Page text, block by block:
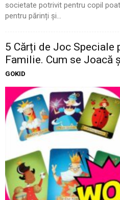
societate potrivit pentru copil
pentru părinți și...
5 Cărți de Joc Speciale
Familie. Cum se Joacă
GOKID